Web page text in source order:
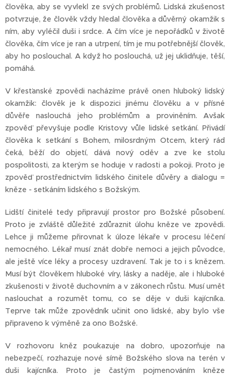
člověka, aby se vyvlekl ze svých problémů. Lidská zkušenost
potvrzuje, že člověk vždy hledal člověka a důvěrný okamžik s
ním, aby vyléčil duši i srdce. A čím více je nepořádků v životě
člověka, čím více je ran a utrpení, tím je mu potřebnější člověk,
aby ho poslouchal. A když ho poslouchá, už jej uklidňuje, těší,
pomáhá.
V křesťanské zpovědi nacházíme právě onen hluboký lidský
okamžik: člověk je k dispozici jinému člověku a v přísné
důvěře naslouchá jeho problémům a proviněním. Avšak
zpověď převyšuje podle Kristovy vůle lidské setkání. Přivádí
člověka k setkání s Bohem, milosrdným Otcem, který rád
čeká, běží do objetí, dává nový oděv a zve ke stolu
pospolitosti, za kterým se hoduje v radosti a pokoji. Proto je
zpověď prostřednictvím lidského činitele důvěry a dialogu =
kněze - setkáním lidského s Božským.
Lidští činitelé tedy připravují prostor pro Božské působení.
Proto je zvláště důležité zdůraznit úlohu kněze ve zpovědi.
Lehce ji můžeme přirovnat k úloze lékaře v procesu léčení
nemocného. Lékař musí znát dobře nemoci a jejich původce,
ale ještě více léky a procesy uzdravení. Tak je to i s knězem.
Musí být člověkem hluboké víry, lásky a naděje, ale i hluboké
zkušenosti v životě duchovním a v zákonech růstu. Musí umět
naslouchat a rozumět tomu, co se děje v duši kajícníka.
Teprve tak může zpovědník učinit ono lidské, aby bylo vše
připraveno k výměně za ono Božské.
V rozhovoru kněz poukazuje na dobro, upozorňuje na
nebezpečí, rozhazuje nové símě Božského slova na terén v
duši kajícníka. Proto je častým pojmenováním kněze